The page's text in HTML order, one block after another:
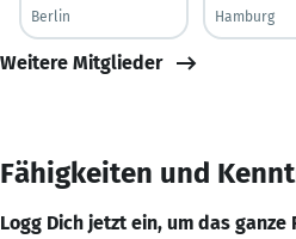
Berlin
Hamburg
Weitere Mitglieder
Fähigkeiten und
Logg Dich jetzt ein, um das ganze